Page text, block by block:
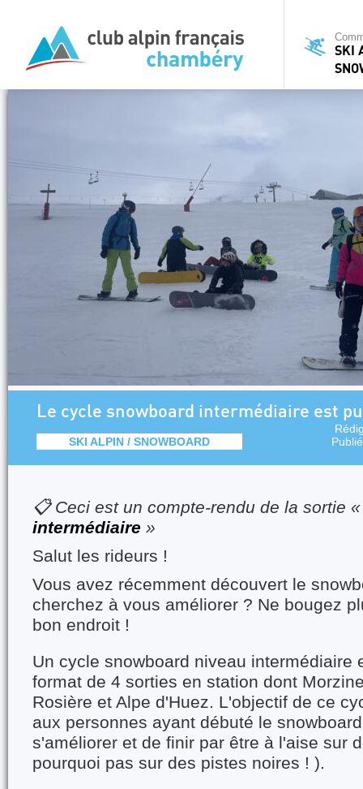
SKI
Le cycle snowboard intermédiaire est
SKI ALPIN / SNOWBOARD
📋 Ceci est un compte-rendu de la sortie
intermédiaire »
Salut les rideurs !
Vous avez récemment découvert le
cherchez à vous améliorer ? Ne bougez
bon endroit !
Un cycle snowboard niveau intermédiaire
format de 4 sorties en station dont
Rosière et Alpe d'Huez. L'objectif de ce
aux personnes ayant débuté le
s'améliorer et de finir par être à l'aise sur
pourquoi pas sur des pistes noires ! ).